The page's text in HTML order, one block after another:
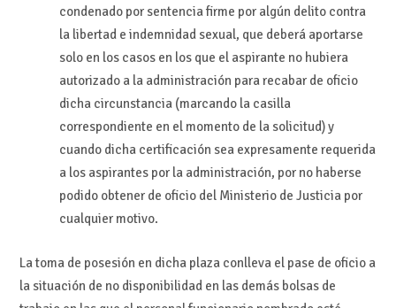
condenado por sentencia firme por algún delito contra
la libertad e indemnidad sexual, que deberá aportarse
solo en los casos en los que el aspirante no hubiera
autorizado a la administración para recabar de oficio
dicha circunstancia (marcando la casilla
correspondiente en el momento de la solicitud) y
cuando dicha certificación sea expresamente requerida
a los aspirantes por la administración, por no haberse
podido obtener de oficio del Ministerio de Justicia por
cualquier motivo.
La toma de posesión en dicha plaza conlleva el pase de oficio a
la situación de no disponibilidad en las demás bolsas de